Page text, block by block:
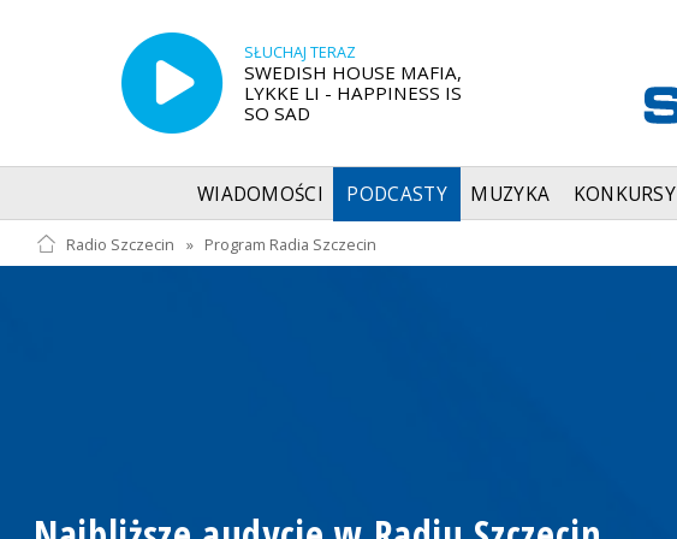
SŁUCHAJ TERAZ
SWEDISH HOUSE MAFIA,
LYKKE LI - HAPPINESS IS
SO SAD
WIADOMOŚCI PODCASTY MUZYKA KONKURSY
Radio Szczecin » Program Radia Szczecin